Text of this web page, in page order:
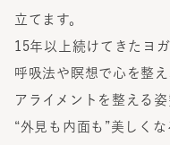
立てます。
15年以上続けてきたヨ
呼吸法や瞑想で心を整え
アライメントを整える
“外見も内面も”美しくな